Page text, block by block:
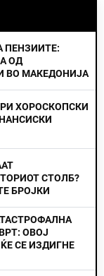
ПЕНЗИИТЕ:
ОД
ВО МАКЕДОНИЈА
ХОРОСКОПСКИ
СТОЛБ?
БРОЈКИ
ОВОЈ
СЕ ИЗДИГНЕ